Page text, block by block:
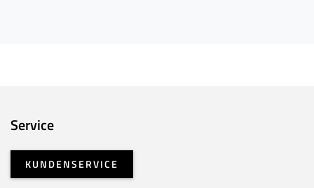
Service
KUNDENSERVICE